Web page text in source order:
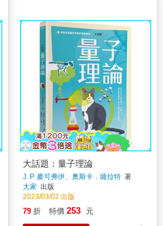
大話題：量子理論
J. P. 麥可弗伊、奧斯卡．薩拉特著
大家 出版
2023/03/02 出版
79 折 特價 253 元